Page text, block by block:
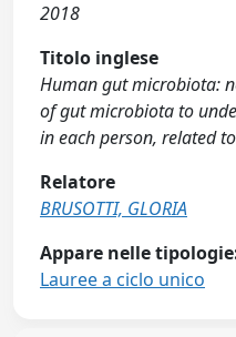
2018
Titolo inglese
Human gut microbiota:
of gut microbiota to
in each person, related
Relatore
BRUSOTTI, GLORIA
Appare nelle
Lauree a ciclo unico